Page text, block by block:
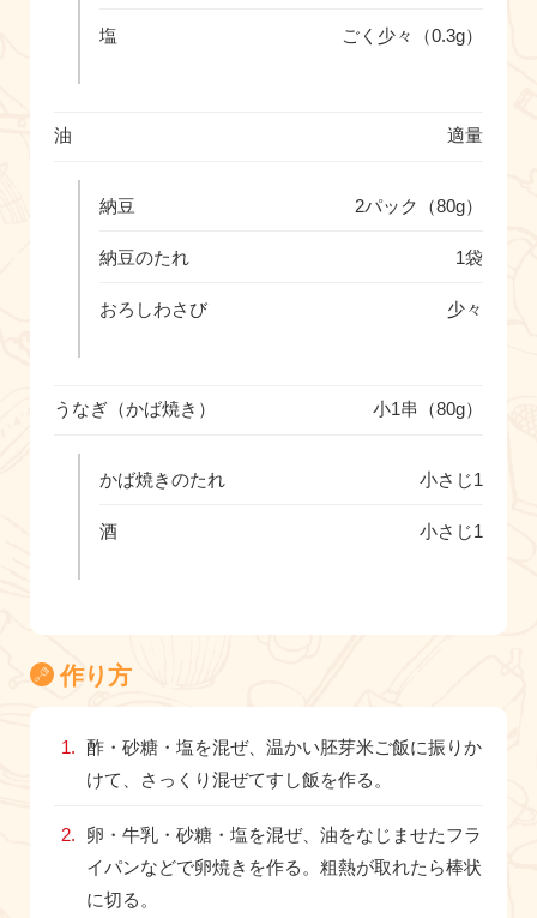
塩 ごく少々（0.3g）
油 適量
納豆 2パック（80g）
納豆のたれ 1袋
おろしわさび 少々
うなぎ（かば焼き） 小1串（80g）
かば焼きのたれ 小さじ1
酒 小さじ1
作り方
酢・砂糖・塩を混ぜ、温かい胚芽米ご飯に振りか
けて、さっくり混ぜてすし飯を作る。
卵・牛乳・砂糖・塩を混ぜ、油をなじませたフラ
イパンなどで卵焼きを作る。粗熱が取れたら棒状
に切る。